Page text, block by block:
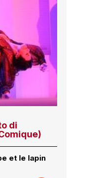
di
et le lapin